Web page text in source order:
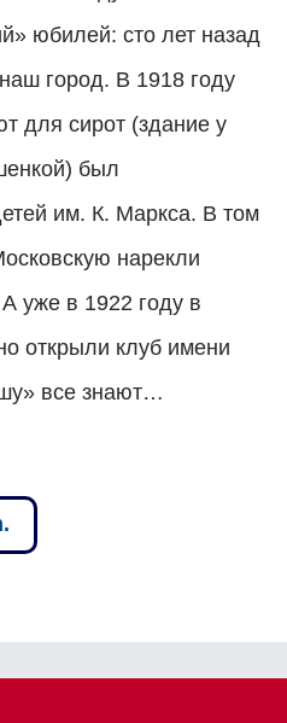
юбилей: сто лет назад
город. В 1918 году
для сирот (здание у
был
им. К. Маркса. В том
нарекли
уже в 1922 году в
открыли клуб имени
все знают…